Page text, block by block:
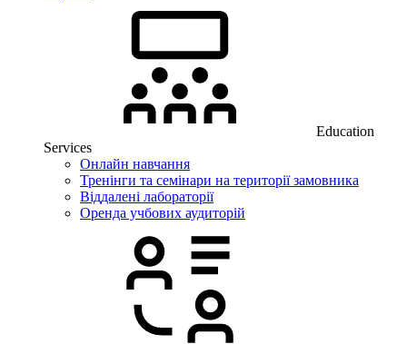
Education
Services
Онлайн навчання
Тренінги та семінари на території замовника
Віддалені лабораторії
Оренда учбових аудиторій